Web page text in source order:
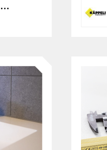
HG COMMERCIALE Handelsgenossenschaft des Schweizerischen Baumeisterverbandes